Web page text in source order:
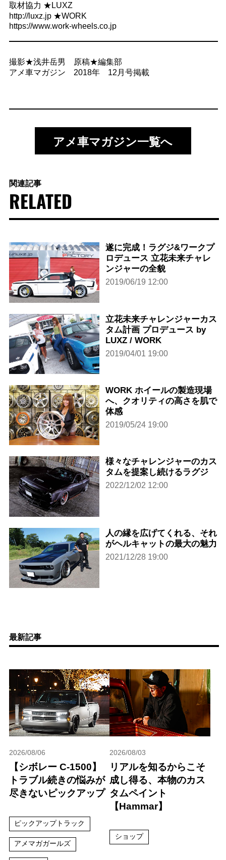
取材協力 ★LUXZ
http://luxz.jp ★WORK
https://www.work-wheels.co.jp
撮影★浅井岳男 原稿★編集部
アメ車マガジン 2018年 12月号掲載
アメ車マガジン一覧へ
関連記事
RELATED
遂に完成！ラグジ&ワークプ
ロデュース 立花未来チャレ
ンジャーの全貌
2019/06/19 12:00
立花未来チャレンジャーカス
タム計画 プロデュース by
LUXZ / WORK
2019/04/01 19:00
WORK ホイールの製造現場
へ、クオリティの高さを肌で
体感
2019/05/24 19:00
様々なチャレンジャーのカス
タムを提案し続けるラグジ
2022/12/02 12:00
人の縁を広げてくれる、それ
がヘルキャットの最大の魅力
2021/12/28 19:00
最新記事
2026/08/06
【シボレー C-1500】
トラブル続きの悩みが
尽きないピックアップ
ピックアップトラック
アメマガガールズ
2026/08/03
リアルを知るからこそ
成し得る、本物のカス
タムペイント
【Hammar】
ショップ